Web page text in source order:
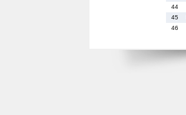
44
45
46